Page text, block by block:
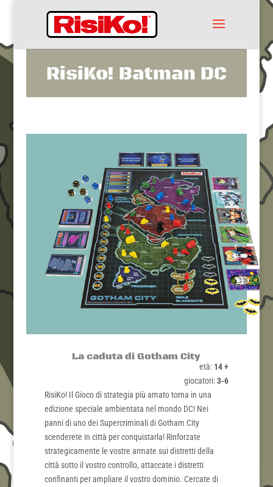
RisiKo! Batman DC
La caduta di Gotham City
età: 14 +
giocatori:3-6
RisiKo! Il Gioco di strategia più amato torna in una
edizione speciale ambientata nel mondo DC! Nei
panni di uno dei Supercriminali di Gotham City
scenderete in città per conquistarla! Rinforzate
strategicamente le vostre armate sui distretti della
città sotto il vostro controllo, attaccate i distretti
confinanti per ampliare il vostro dominio. Cercate di